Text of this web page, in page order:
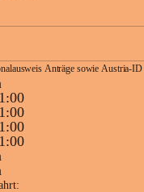
Anträge sowie Austria-